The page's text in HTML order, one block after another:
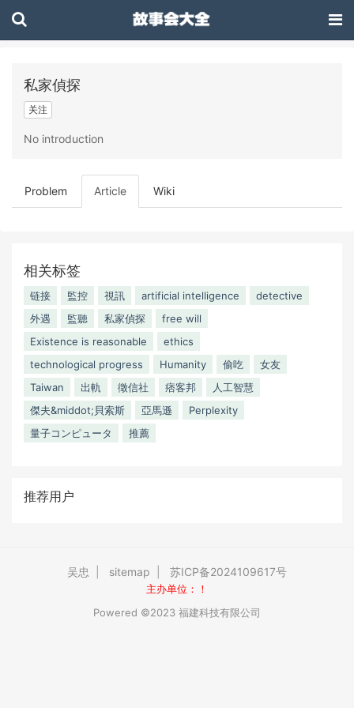
私家偵探
关注
No introduction
Problem Article Wiki
相关标签
链接 監控 視訊 artificial intelligence
detective
外遇
監聽 私家偵探
free will
Existence is reasonable
ethics
technological progress
Humanity 偷吃
女友
Taiwan
出軌 徵信社 痞客邦
人工智慧
傑夫&middot;貝索斯
亞馬遜
Perplexity
量子コンピュータ
推薦
推荐用户
吴忠 sitemap 苏ICP备2024109617号
主办单位：！
Powered ©2023 福建科技有限公司